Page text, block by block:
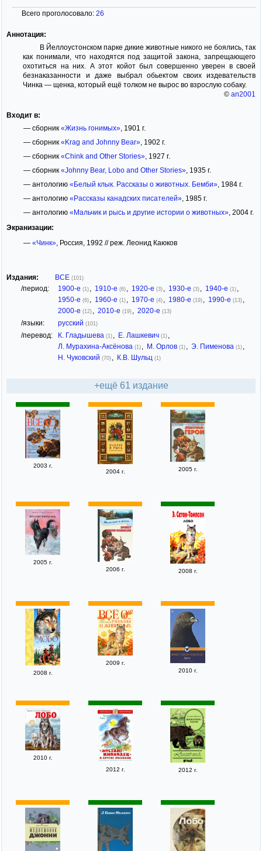
Всего проголосовало: 26
Аннотация:
В Йеллоустонском парке дикие животные никого не боялись, так
как понимали, что находятся под защитой закона, запрещающего
охотиться на них. А этот койот был совершенно уверен в своей
безнаказанности и даже выбрал обьектом своих издевательств
Чинка — щенка, который ещё толком не вырос во взрослую собаку.
© an2001
Входит в:
— сборник «Жизнь гонимых», 1901 г.
— сборник «Krag and Johnny Bear», 1902 г.
— сборник «Chink and Other Stories», 1927 г.
— сборник «Johnny Bear, Lobo and Other Stories», 1935 г.
— антологию «Белый клык. Рассказы о животных. Бемби», 1984 г.
— антологию «Рассказы канадских писателей», 1985 г.
— антологию «Мальчик и рысь и другие истории о животных», 2004 г.
Экранизации:
— «Чинк», Россия, 1992 // реж. Леонид Каюков
Издания: ВСЕ (101)
/период: 1900-е (1) 1910-е (6) 1920-е (3) 1930-е (3) 1940-е (1)
1950-е (6) 1960-е (1) 1970-е (4) 1980-е (19) 1990-е (13)
2000-е (12) 2010-е (19) 2020-е (13)
/языки: русский (101)
/перевод: К. Гладышева (1) Е. Лашкевич (1)
Л. Мурахина-Аксёнова (1) М. Орлов (1) Э. Пименова (1)
Н. Чуковский (70) К.В. Шульц (1)
+ещё 61 издание
2003 г.
2004 г.
2005 г.
2005 г.
2006 г.
2008 г.
2008 г.
2009 г.
2010 г.
2010 г.
2012 г.
2012 г.